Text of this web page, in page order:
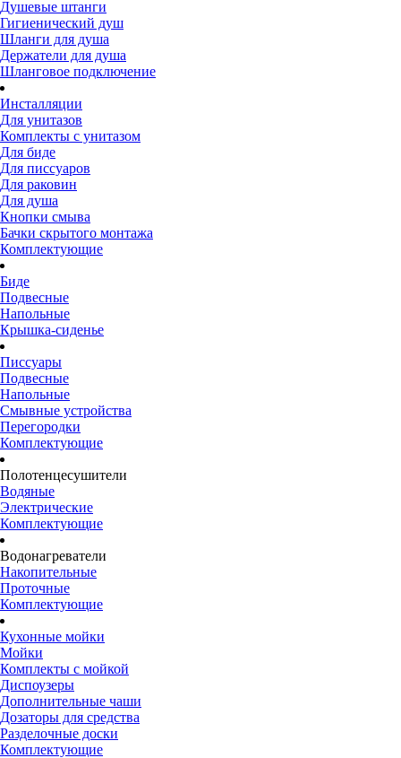
Душевые штанги
Гигиенический душ
Шланги для душа
Держатели для душа
Шланговое подключение
Инсталляции
Для унитазов
Комплекты с унитазом
Для биде
Для писсуаров
Для раковин
Для душа
Кнопки смыва
Бачки скрытого монтажа
Комплектующие
Биде
Подвесные
Напольные
Крышка-сиденье
Писсуары
Подвесные
Напольные
Смывные устройства
Перегородки
Комплектующие
Полотенцесушители
Водяные
Электрические
Комплектующие
Водонагреватели
Накопительные
Проточные
Комплектующие
Кухонные мойки
Мойки
Комплекты с мойкой
Диспоузеры
Дополнительные чаши
Дозаторы для средства
Разделочные доски
Комплектующие